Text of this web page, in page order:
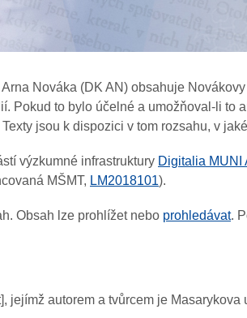
Nováka (DK AN) obsahuje
Pokud to bylo účelné a umožňoval-li to
jsou k dispozici v tom rozsahu, v
výzkumné infrastruktury Digitalia MUNI
MŠMT, LM2018101).
Obsah lze prohlížet nebo prohledávat.
jejímž autorem a tvůrcem je